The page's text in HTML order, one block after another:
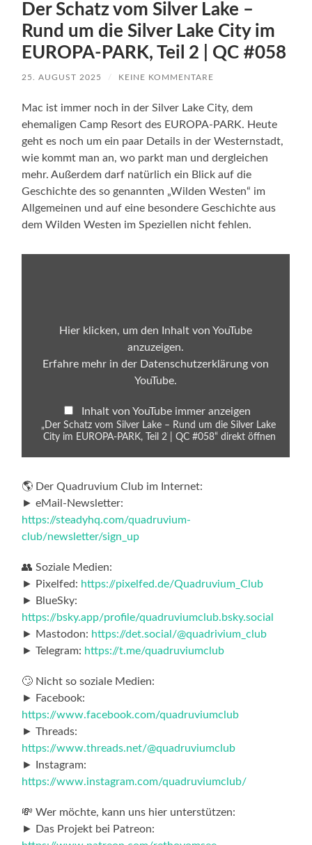
Der Schatz vom Silver Lake –
Rund um die Silver Lake City im
EUROPA-PARK, Teil 2 | QC #058
25. AUGUST 2025 / KEINE KOMMENTARE
Mac ist immer noch in der Silver Lake City, dem
ehemaligen Camp Resort des EUROPA-PARK. Heute
geht es noch um ein paar Details in der Westernstadt,
wie kommt man an, wo parkt man und dergleichen
mehr. Außerdem darf natürlich ein Blick auf die
Geschichte des so genannten „Wilden Westen“ im
Allgemeinen und auf eine besondere Geschichte aus
dem Wilden Westen im Speziellen nicht fehlen.
Silver
Lake
EUROPA-
QC
von
YouTube
anzeigen
Hier klicken, um den Inhalt von YouTube
anzuzeigen.
Erfahre mehr in der Datenschutzerklärung von
YouTube.
Inhalt von YouTube immer anzeigen
„Der Schatz vom Silver Lake – Rund um die Silver Lake
City im EUROPA-PARK, Teil 2 | QC #058“ direkt öffnen
🌎 Der Quadruvium Club im Internet:
► eMail-Newsletter:
https://steadyhq.com/quadruvium-
club/newsletter/sign_up
👥 Soziale Medien:
► Pixelfed: https://pixelfed.de/Quadruvium_Club
► BlueSky:
https://bsky.app/profile/quadruviumclub.bsky.social
► Mastodon: https://det.social/@quadrivium_club
► Telegram: https://t.me/quadruviumclub
🙄 Nicht so soziale Medien:
► Facebook:
https://www.facebook.com/quadruviumclub
► Threads:
https://www.threads.net/@quadruviumclub
► Instagram:
https://www.instagram.com/quadruviumclub/
💸 Wer möchte, kann uns hier unterstützen:
► Das Projekt bei Patreon: